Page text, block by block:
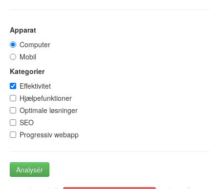
Apparat
Computer
Mobil
Kategorier
Effektivitet
Hjælpefunktioner
Optimale løsninger
SEO
Progressiv webapp
Analysér